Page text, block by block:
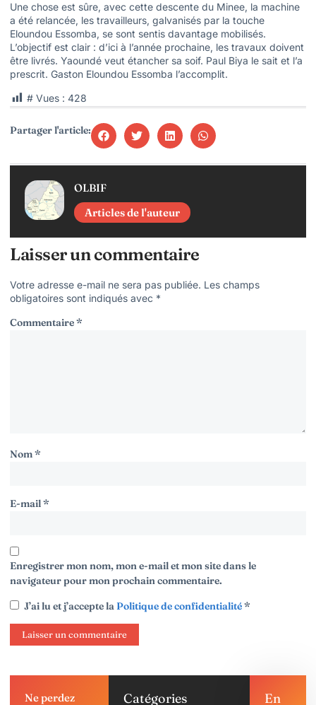
Une chose est sûre, avec cette descente du Minee, la machine
a été relancée, les travailleurs, galvanisés par la touche
Eloundou Essomba, se sont sentis davantage mobilisés.
L’objectif est clair : d’ici à l’année prochaine, les travaux doivent
être livrés. Yaoundé veut étancher sa soif. Paul Biya le sait et l’a
prescrit. Gaston Eloundou Essomba l’accomplit.
# Vues : 428
Partager l'article:
OLBIF
Articles de l'auteur
Laisser un commentaire
Votre adresse e-mail ne sera pas publiée. Les champs
obligatoires sont indiqués avec *
Commentaire*
Nom*
E-mail*
Enregistrer mon nom, mon e-mail et mon site dans le
navigateur pour mon prochain commentaire.
J’ai lu et j’accepte laPolitique de confidentialité*
Ne perdez
Catégories
En